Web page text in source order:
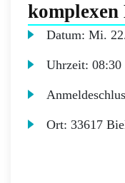
Datum:Mi.
Uhrzeit:
Ort:33617